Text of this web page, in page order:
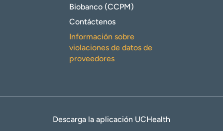
Biobanco (CCPM)
Contáctenos
Información sobre
violaciones de datos de
proveedores
Descarga la aplicación UCHealth